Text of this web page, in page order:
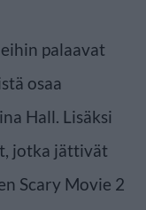
palaavat
osaa
Hall. Lisäksi
jotka jättivät
Scary Movie 2